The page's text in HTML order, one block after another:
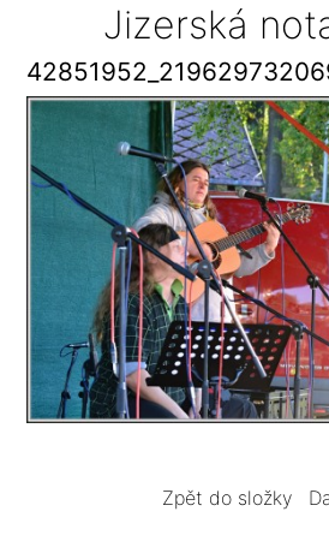
Jizerská
Zpět do složky